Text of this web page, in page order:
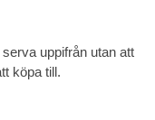
uppifrån utan att
köpa till.